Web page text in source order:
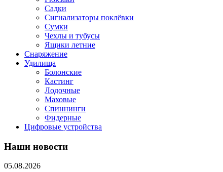
Садки
Сигнализаторы поклёвки
Сумки
Чехлы и тубусы
Ящики летние
Снаряжение
Удилища
Болонские
Кастинг
Лодочные
Маховые
Спиннинги
Фидерные
Цифровые устройства
Наши новости
05.08.2026